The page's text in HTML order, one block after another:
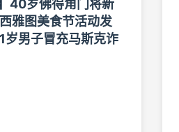
40岁佛得角门将新
雅图美食节活动发
岁男子冒充马斯克诈